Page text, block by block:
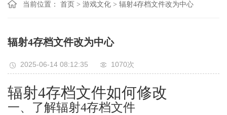
当前位置： 首页 > 游戏文化 > 辐射4存档文件改为中心
辐射4存档文件改为中心
2025-06-14 08:12:35 1070次
辐射4存档文件如何修改
一、了解辐射4存档文件